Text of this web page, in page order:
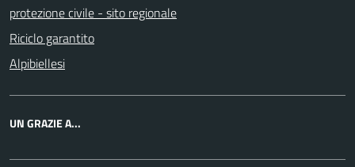
protezione civile - sito regionale
Riciclo garantito
Alpibiellesi
UN GRAZIE A...